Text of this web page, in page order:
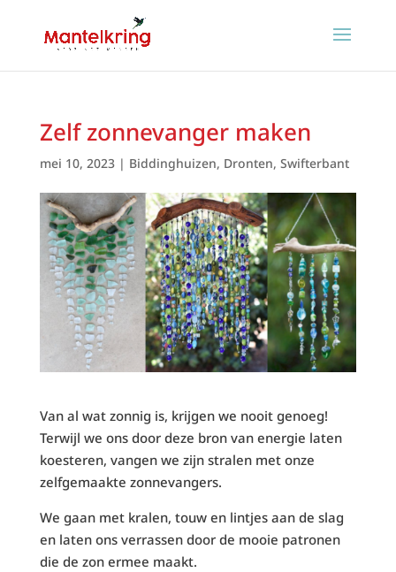
Zelf zonnevanger maken
mei 10, 2023| Biddinghuizen, Dronten, Swifterbant
Van al wat zonnig is, krijgen we nooit genoeg!
Terwijl we ons door deze bron van energie laten
koesteren, vangen we zijn stralen met onze
zelfgemaakte zonnevangers.
We gaan met kralen, touw en lintjes aan de slag
en laten ons verrassen door de mooie patronen
die de zon ermee maakt.